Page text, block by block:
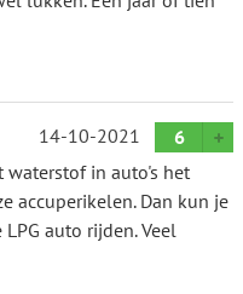
14-10-2021
6
waterstof in auto's het
accuperikelen. Dan kun je
auto rijden. Veel